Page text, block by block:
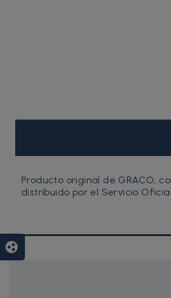
Producto original de GRACO,
distribuido por el Servicio
group_work